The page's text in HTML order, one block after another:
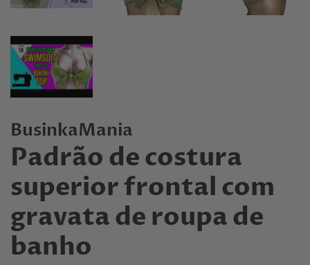
BusinkaMania
Padrão de costura
superior frontal com
gravata de roupa de
banho